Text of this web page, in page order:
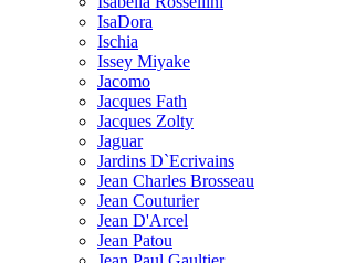
IsaDora
Ischia
Issey Miyake
Jacomo
Jacques Fath
Jacques Zolty
Jaguar
Jardins D`Ecrivains
Jean Charles Brosseau
Jean Couturier
Jean D'Arcel
Jean Patou